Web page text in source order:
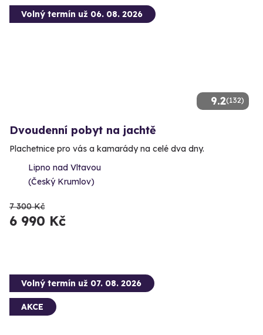
9.2(132)
Volný termín už 06. 08. 2026
Dvoudenní pobyt na jachtě
Plachetnice pro vás a kamarády na celé dva dny.
Lipno nad Vltavou
(Český Krumlov)
7 300 Kč
6 990 Kč
Volný termín už 07. 08. 2026
AKCE